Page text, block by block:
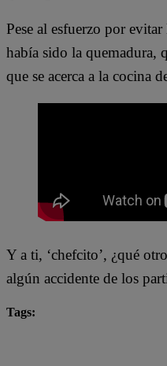
Pese al esfuerzo por
había sido la quemadura,
que se acerca a la cocina
Y a ti, ‘chefcito’, ¿qué
algún accidente de los
Tags: